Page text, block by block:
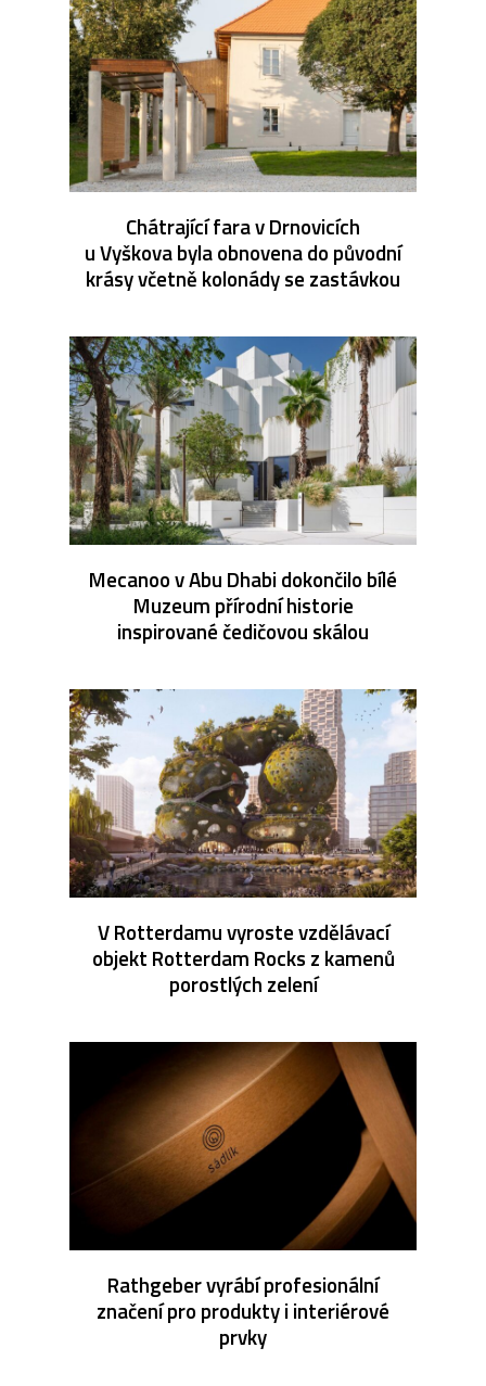
Chátrající fara v Drnovicích
u Vyškova byla obnovena do původní
krásy včetně kolonády se zastávkou
Mecanoo v Abu Dhabi dokončilo bílé
Muzeum přírodní historie
inspirované čedičovou skálou
V Rotterdamu vyroste vzdělávací
objekt Rotterdam Rocks z kamenů
porostlých zelení
Rathgeber vyrábí profesionální
značení pro produkty i interiérové
prvky